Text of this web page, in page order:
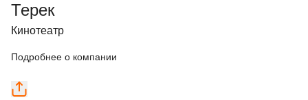
Терек
Кинотеатр
Подробнее о компании